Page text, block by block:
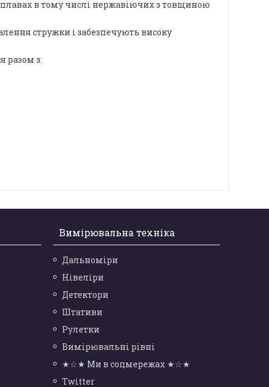
в тому числі нержавіючих з товщиною
стружки і забезпечують високу
разом з:
Вимірювальна техніка
Дальноміри
Нівеліри
Детектори
Штативи
Рулетки
Вимірювальні рівні
★☆★ Ми в соцмережах ★☆★
Twitter